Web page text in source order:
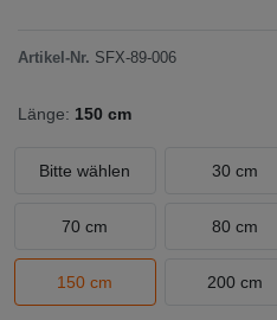
Artikel-Nr. SFX-89-006
Länge: 150 cm
Bitte wählen 30 cm
70 cm 80 cm
150 cm 200 cm